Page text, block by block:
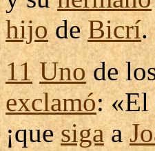
hijodeBicrí.
11 Unode
exclamó: «El
¡quesigaa